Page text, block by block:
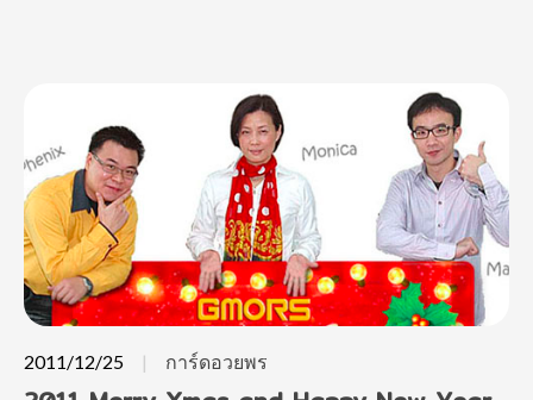
2011/12/25 การ์ดอวยพร